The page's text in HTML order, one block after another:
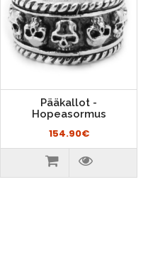
Pääkallot -
Hopeasormus
154.90€